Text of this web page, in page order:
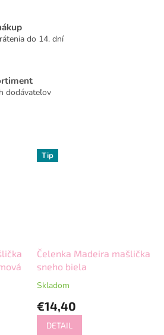
do 14. dní
dodávateľov
Tip
Čelenka Madeira mašlička
sneho biela
Skladom
€14,40
DETAIL